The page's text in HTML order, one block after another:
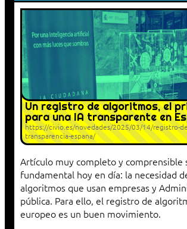
Un registro de algoritmos, el
para una IA transparente en
https://civio.es/novedades/2025/03/14/registro-
transparencia-espana/
Artículo muy completo y comprensible
fundamental hoy en día: la necesidad
algoritmos que usan empresas y
pública. Para ello, el registro de
europeo es un buen movimiento.